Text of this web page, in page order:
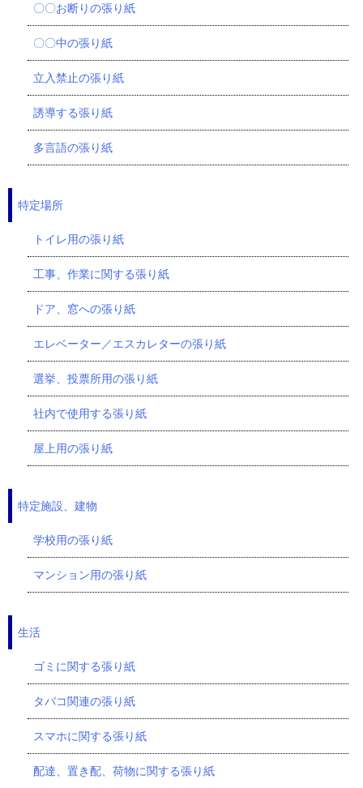
〇〇お断りの張り紙
〇〇中の張り紙
立入禁止の張り紙
誘導する張り紙
多言語の張り紙
特定場所
トイレ用の張り紙
工事、作業に関する張り紙
ドア、窓への張り紙
エレベーター／エスカレターの張り紙
選挙、投票所用の張り紙
社内で使用する張り紙
屋上用の張り紙
特定施設、建物
学校用の張り紙
マンション用の張り紙
生活
ゴミに関する張り紙
タバコ関連の張り紙
スマホに関する張り紙
配達、置き配、荷物に関する張り紙